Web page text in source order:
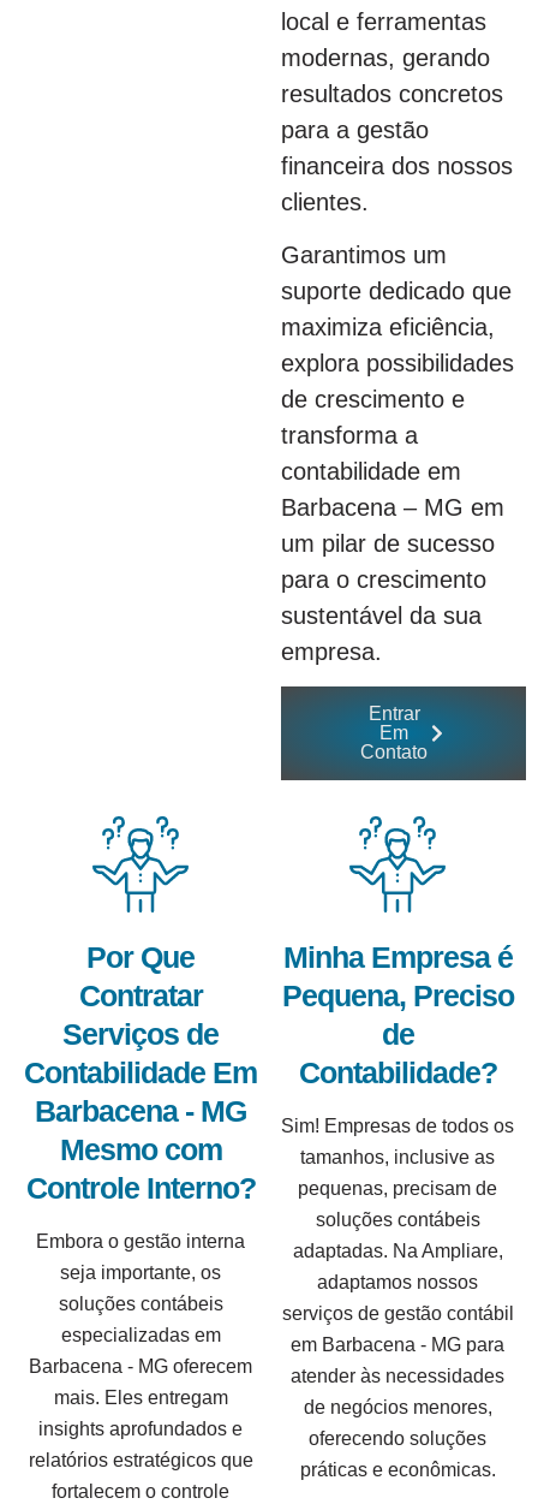
local e ferramentas
modernas, gerando
resultados concretos
para a gestão
financeira dos nossos
clientes.
Garantimos um
suporte dedicado que
maximiza eficiência,
explora possibilidades
de crescimento e
transforma a
contabilidade em
Barbacena – MG em
um pilar de sucesso
para o crescimento
sustentável da sua
empresa.
Entrar
Em
Contato
Por Que
Contratar
Serviços de
Contabilidade Em
Barbacena - MG
Mesmo com
Controle Interno?
Embora o gestão interna
seja importante, os
soluções contábeis
especializadas em
Barbacena - MG oferecem
mais. Eles entregam
insights aprofundados e
relatórios estratégicos que
fortalecem o controle
Minha Empresa é
Pequena, Preciso
de
Contabilidade?
Sim! Empresas de todos os
tamanhos, inclusive as
pequenas, precisam de
soluções contábeis
adaptadas. Na Ampliare,
adaptamos nossos
serviços de gestão contábil
em Barbacena - MG para
atender às necessidades
de negócios menores,
oferecendo soluções
práticas e econômicas.